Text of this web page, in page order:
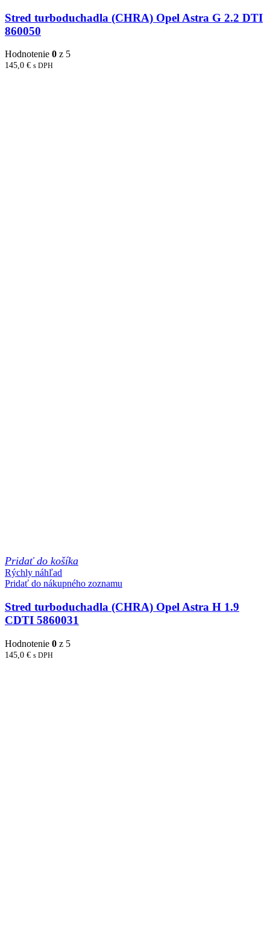
Stred turboduchadla (CHRA) Opel Astra G 2.2 DTI
860050
Hodnotenie 0 z 5
145,0 € s DPH
Pridať do košíka
Rýchly náhľad
Pridať do nákupného zoznamu
Stred turboduchadla (CHRA) Opel Astra H 1.9
CDTI 5860031
Hodnotenie 0 z 5
145,0 € s DPH